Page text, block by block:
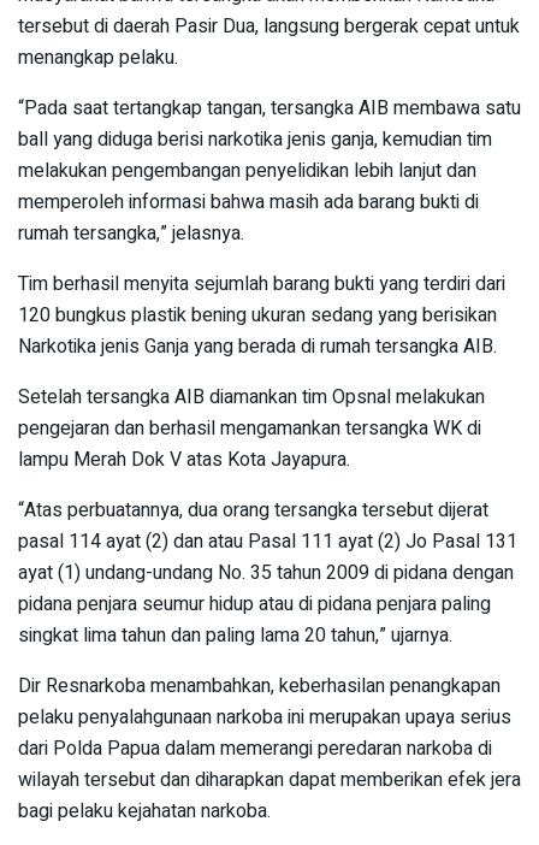
tersebut di daerah Pasir Dua, langsung bergerak cepat untuk
menangkap pelaku.
“Pada saat tertangkap tangan, tersangka AIB membawa satu
ball yang diduga berisi narkotika jenis ganja, kemudian tim
melakukan pengembangan penyelidikan lebih lanjut dan
memperoleh informasi bahwa masih ada barang bukti di
rumah tersangka,” jelasnya.
Tim berhasil menyita sejumlah barang bukti yang terdiri dari
120 bungkus plastik bening ukuran sedang yang berisikan
Narkotika jenis Ganja yang berada di rumah tersangka AIB.
Setelah tersangka AIB diamankan tim Opsnal melakukan
pengejaran dan berhasil mengamankan tersangka WK di
lampu Merah Dok V atas Kota Jayapura.
“Atas perbuatannya, dua orang tersangka tersebut dijerat
pasal 114 ayat (2) dan atau Pasal 111 ayat (2) Jo Pasal 131
ayat (1) undang-undang No. 35 tahun 2009 di pidana dengan
pidana penjara seumur hidup atau di pidana penjara paling
singkat lima tahun dan paling lama 20 tahun,” ujarnya.
Dir Resnarkoba menambahkan, keberhasilan penangkapan
pelaku penyalahgunaan narkoba ini merupakan upaya serius
dari Polda Papua dalam memerangi peredaran narkoba di
wilayah tersebut dan diharapkan dapat memberikan efek jera
bagi pelaku kejahatan narkoba.